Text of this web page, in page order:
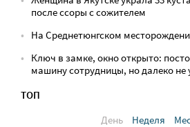
после ссоры с сожителем
На Среднетюнгском
Ключ в замке, окно открыто:
машину сотрудницы, но далеко не
ТОП
День
Неделя